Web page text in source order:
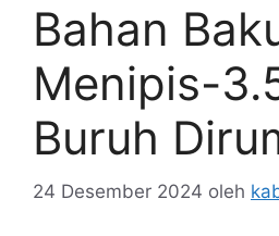
Bahan
Menipis-
Buruh
24 Desember 2024 oleh